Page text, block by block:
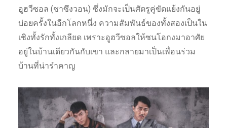
อูฮวีซอล (ชาซึงวอน) ซึ่งมักจะเป็นศัตรูคู่ขัดแย้งกันอยู่
บ่อยครั้งในอีกโลกหนึ่ง ความสัมพันธ์ของทั้งสองเป็นใน
เชิงทั้งรักทั้งเกลียด เพราะอูฮวีซอลให้ซนโอกงมาอาศัย
อยู่ในบ้านเดียวกันกับเขา และกลายมาเป็นเพื่อนร่วม
บ้านที่น่ารำคาญ